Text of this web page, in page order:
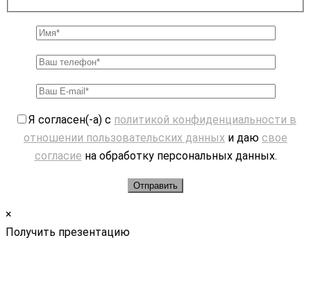
Я согласен(-а) с политикой конфиденциальности в
отношении пользовательских данных и даю свое
согласие на обработку персональных данных.
×
Получить презентацию